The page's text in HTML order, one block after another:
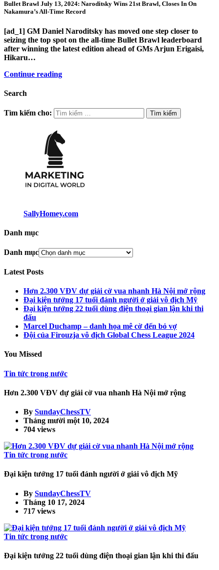
Bullet Brawl July 13, 2024: Naroditsky Wins 21st Brawl, Closes In On
Nakamura’s All-Time Record
[ad_1] GM Daniel Naroditsky has moved one step closer to
seizing the top spot on the all-time Bullet Brawl leaderboard
after winning the latest edition ahead of GMs Arjun Erigaisi,
Hikaru…
Continue reading
Search
Tìm kiếm cho:
SallyHomey.com
Danh mục
Danh mục
Latest Posts
Hơn 2.300 VĐV dự giải cờ vua nhanh Hà Nội mở rộng
Đại kiện tướng 17 tuổi đánh người ở giải vô địch Mỹ
Đại kiện tướng 22 tuổi dùng điện thoại gian lận khi thi
đấu
Marcel Duchamp – danh họa mê cờ đến bỏ vợ
Đội của Firouzja vô địch Global Chess League 2024
You Missed
Tin tức trong nước
Hơn 2.300 VĐV dự giải cờ vua nhanh Hà Nội mở rộng
By SundayChessTV
Tháng mười một 10, 2024
704 views
Tin tức trong nước
Đại kiện tướng 17 tuổi đánh người ở giải vô địch Mỹ
By SundayChessTV
Tháng 10 17, 2024
717 views
Tin tức trong nước
Đại kiện tướng 22 tuổi dùng điện thoại gian lận khi thi đấu